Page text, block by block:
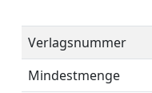
Verlagsnummer
Mindestmenge